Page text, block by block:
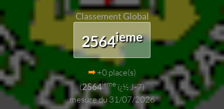
Classement Global
2564ieme
+0 place(s)
(2564iemeï¿½ J-7)
mesure du 31/07/2026